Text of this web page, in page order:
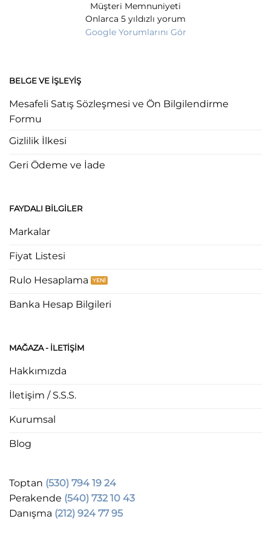
Müşteri Memnuniyeti
Onlarca 5 yıldızlı yorum
Google Yorumlarını Gör
BELGE VE İŞLEYIŞ
Mesafeli Satış Sözleşmesi ve Ön Bilgilendirme
Formu
Gizlilik İlkesi
Geri Ödeme ve İade
FAYDALI BILGILER
Markalar
Fiyat Listesi
Rulo Hesaplama
Banka Hesap Bilgileri
MAĞAZA - ILETIŞIM
Hakkımızda
İletişim / S.S.S.
Kurumsal
Blog
Toptan (530) 794 19 24
Perakende (540) 732 10 43
Danışma (212) 924 77 95